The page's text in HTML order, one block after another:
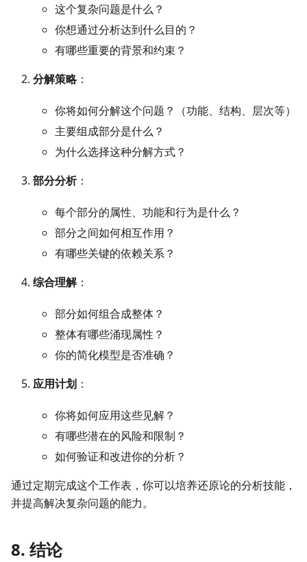
这个复杂问题是什么？
你想通过分析达到什么目的？
有哪些重要的背景和约束？
分解策略：
你将如何分解这个问题？（功能、结构、层次等）
主要组成部分是什么？
为什么选择这种分解方式？
部分分析：
每个部分的属性、功能和行为是什么？
部分之间如何相互作用？
有哪些关键的依赖关系？
综合理解：
部分如何组合成整体？
整体有哪些涌现属性？
你的简化模型是否准确？
应用计划 ：
你将如何应用这些见解？
有哪些潜在的风险和限制？
如何验证和改进你的分析？
通过定期完成这个工作表，你可以培养还原论的分析技能，
并提高解决复杂问题的能力。
8. 结论